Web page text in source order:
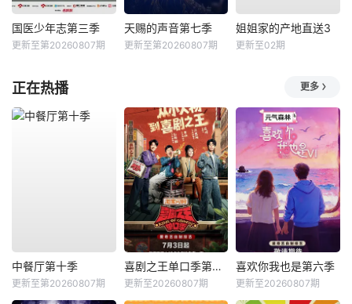
国医少年志第三季
更新至第20260807期
天赐的声音第七季
更新至第20260807期
姐姐家的产地直送3
更新至02期
正在热播 更多
中餐厅第十季
更新至第20260807期
喜剧之王单口季第三季
更新至20260807期
喜欢你我也是第六季
更新至20260807期